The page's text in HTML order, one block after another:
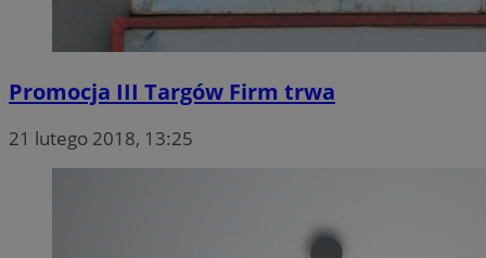
Promocja III Targów Firm trwa
21 lutego 2018, 13:25